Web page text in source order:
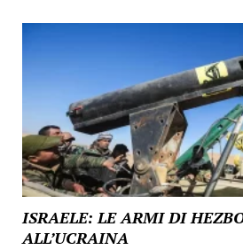
ISRAELE: LE ARMI DI
ALL’UCRAINA